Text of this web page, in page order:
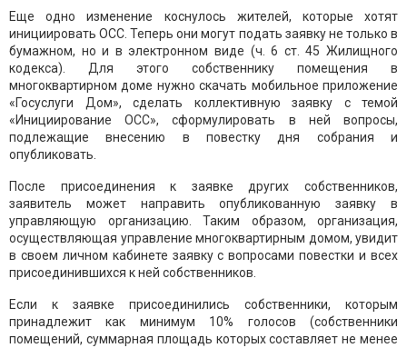
Еще одно изменение коснулось жителей, которые хотят
инициировать ОСС. Теперь они могут подать заявку не только в
бумажном, но и в электронном виде (ч. 6 ст. 45 Жилищного
кодекса). Для этого собственнику помещения в
многоквартирном доме нужно скачать мобильное приложение
«Госуслуги Дом», сделать коллективную заявку с темой
«Инициирование ОСС», сформулировать в ней вопросы,
подлежащие внесению в повестку дня собрания и
опубликовать.
После присоединения к заявке других собственников,
заявитель может направить опубликованную заявку в
управляющую организацию. Таким образом, организация,
осуществляющая управление многоквартирным домом, увидит
в своем личном кабинете заявку с вопросами повестки и всех
присоединившихся к ней собственников.
Если к заявке присоединились собственники, которым
принадлежит как минимум 10% голосов (собственники
помещений, суммарная площадь которых составляет не менее